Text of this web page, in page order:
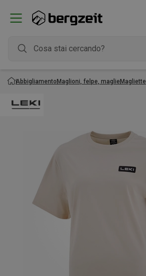
AbbigliamentoMaglioni, felpe, maglieMagliette